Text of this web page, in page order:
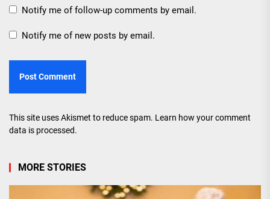
Notify me of follow-up comments by email.
Notify me of new posts by email.
This site uses Akismet to reduce spam. Learn how your comment
data is processed.
MORE STORIES